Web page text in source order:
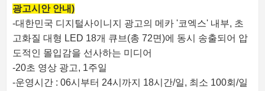
광고시안 안내)
-대한민국 디지털사이니지 광고의 메카 '코엑스' 내부, 초
고화질 대형 LED 18개 큐브(총 72면)에 동시 송출되어 압
도적인 몰입감을 선사하는 미디어
-20초 영상 광고, 1주일
-운영시간 : 06시부터 24시까지 18시간/일, 최소 100회/일